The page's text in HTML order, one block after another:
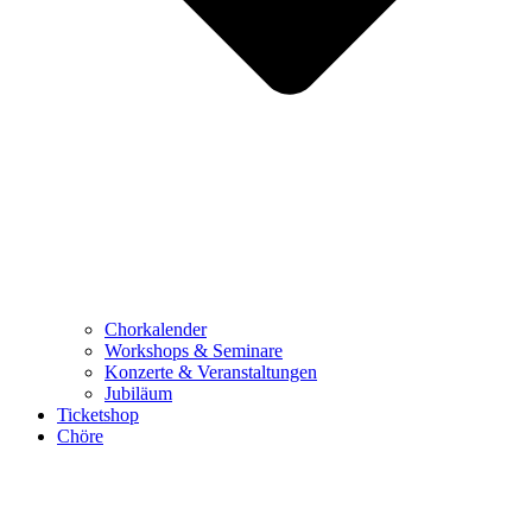
Chorkalender
Workshops & Seminare
Konzerte & Veranstaltungen
Jubiläum
Ticketshop
Chöre